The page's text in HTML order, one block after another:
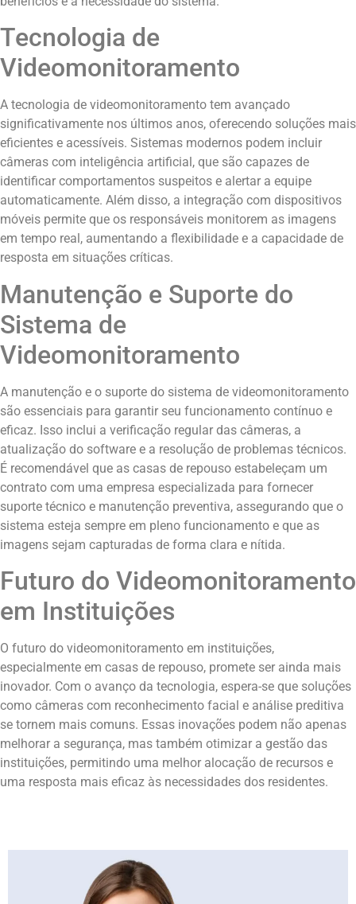
Tecnologia de
Videomonitoramento
A tecnologia de videomonitoramento tem avançado
significativamente nos últimos anos, oferecendo soluções mais
eficientes e acessíveis. Sistemas modernos podem incluir
câmeras com inteligência artificial, que são capazes de
identificar comportamentos suspeitos e alertar a equipe
automaticamente. Além disso, a integração com dispositivos
móveis permite que os responsáveis monitorem as imagens
em tempo real, aumentando a flexibilidade e a capacidade de
resposta em situações críticas.
Manutenção e Suporte do
Sistema de
Videomonitoramento
A manutenção e o suporte do sistema de videomonitoramento
são essenciais para garantir seu funcionamento contínuo e
eficaz. Isso inclui a verificação regular das câmeras, a
atualização do software e a resolução de problemas técnicos.
É recomendável que as casas de repouso estabeleçam um
contrato com uma empresa especializada para fornecer
suporte técnico e manutenção preventiva, assegurando que o
sistema esteja sempre em pleno funcionamento e que as
imagens sejam capturadas de forma clara e nítida.
Futuro do Videomonitoramento
em Instituições
O futuro do videomonitoramento em instituições,
especialmente em casas de repouso, promete ser ainda mais
inovador. Com o avanço da tecnologia, espera-se que soluções
como câmeras com reconhecimento facial e análise preditiva
se tornem mais comuns. Essas inovações podem não apenas
melhorar a segurança, mas também otimizar a gestão das
instituições, permitindo uma melhor alocação de recursos e
uma resposta mais eficaz às necessidades dos residentes.